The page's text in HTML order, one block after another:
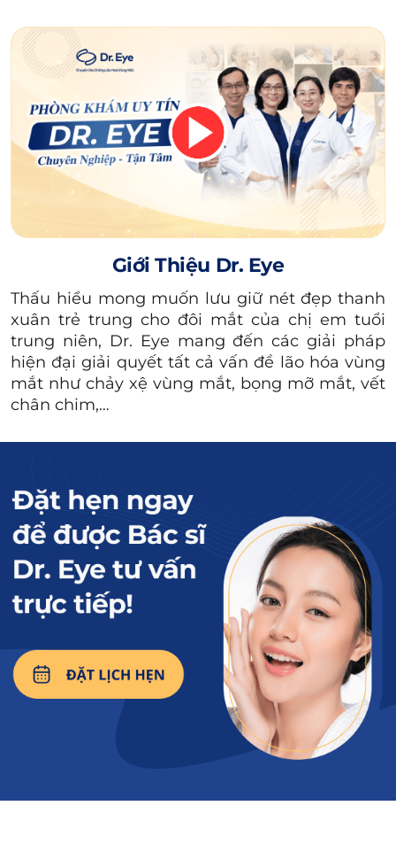
Chỉ nhấn mí có khả năng tự tiêu chỉ sau 1 tuần, bạn
không cần cắt chỉ.
Xem thêm:
Nhấn mí có đau
nhà
2. Nhấn mí mắt sau bao lâu thì chỉ tự
tiêu?
Thời gian tiêu chỉ nhấn mí mắt phụ thuộc vào
loại chỉ mà bác sĩ dùng. Thông thường, mất
khoảng 3 – 7 ngày để chỉ sinh học tiêu hếtvà
sau khoảng 1 – 2 tuần thì mí mắt hết sưng, nếp
gấp mí dần vào form và trông tự nhiên hơn.
Ngoại trừ trường hợp bác sĩ sử dụng chỉ thẩm
mỹ thường (không có khả năng tự tiêu), nếu từ
Giới Thiệu Dr. Eye
Thấu hiểu mong muốn lưu giữ nét đẹp thanh
xuân trẻ trung cho đôi mắt của chị em tuổi
trung niên, Dr. Eye mang đến các giải pháp
hiện đại giải quyết tất cả vấn đề lão hóa vùng
mắt như chảy xệ vùng mắt, bọng mỡ mắt, vết
chân chim,…